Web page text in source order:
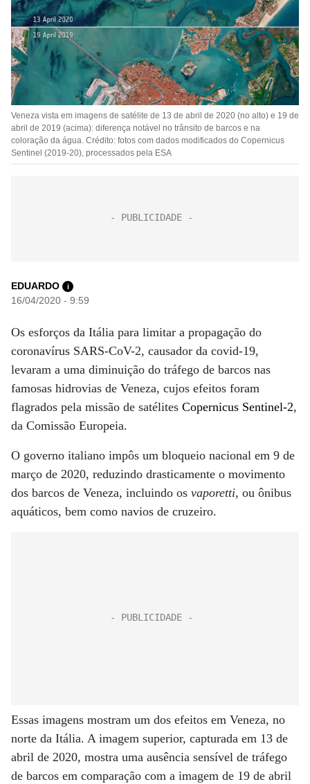
Veneza vista em imagens de satélite de 13 de abril de 2020 (no alto) e 19 de
abril de 2019 (acima): diferença notável no trânsito de barcos e na
coloração da água. Crédito: fotos com dados modificados do Copernicus
Sentinel (2019-20), processados pela ESA
EDUARDO i
16/04/2020 - 9:59
Os esforços da Itália para limitar a propagação do
coronavírus SARS-CoV-2, causador da covid-19,
levaram a uma diminuição do tráfego de barcos nas
famosas hidrovias de Veneza, cujos efeitos foram
flagrados pela missão de satélites Copernicus Sentinel-2,
da Comissão Europeia.
O governo italiano impôs um bloqueio nacional em 9 de
março de 2020, reduzindo drasticamente o movimento
dos barcos de Veneza, incluindo os vaporetti, ou ônibus
aquáticos, bem como navios de cruzeiro.
Essas imagens mostram um dos efeitos em Veneza, no
norte da Itália. A imagem superior, capturada em 13 de
abril de 2020, mostra uma ausência sensível de tráfego
de barcos em comparação com a imagem de 19 de abril